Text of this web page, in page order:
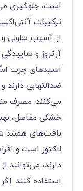
ترکیبات
از آسیب سلولی و
آرتروز و
ضدالتهابی
می‌کنند. مصرف
خشکی مفاصل،
بافت‌های همبند
لاکتوز است و
دارند،
استفاده کنند.